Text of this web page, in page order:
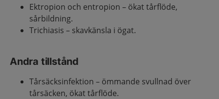
Ektropion och entropion – ökat tårflöde,
sårbildning.
Trichiasis – skavkänsla i ögat.
Andra tillstånd
Tårsäcksinfektion – ömmande svullnad över
tårsäcken, ökat tårflöde.